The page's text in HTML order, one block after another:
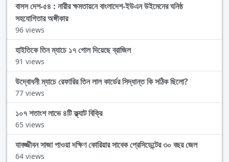
বাসস দেশ-৫৪ : নারীর ক্ষমতায়নে বাংলাদেশ-ইউএন উইমেনের ঘনিষ্ঠ
সহযোগিতার অঙ্গীকার
96 views
হাইতিকে তিন ম্যাচে ১৭ গোল দিয়েছে ব্রাজিল
91 views
উদ্বোধনী ম্যাচে রেফারির তিন লাল কার্ডের সিদ্ধান্ত কি সঠিক ছিলো?
77 views
১০৭ শতাংশ লাভে ৪টি ফ্ল্যাট বিক্রি
65 views
যাবজ্জীবন সাজা পাওয়া দক্ষিণ কোরিয়ার সাবেক প্রেসিডেন্টের ৩০ বছর জেল
64 views